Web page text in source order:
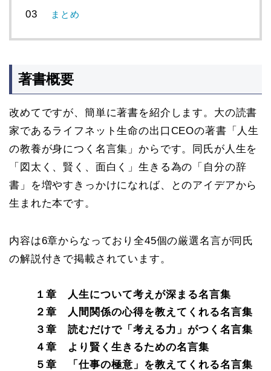
まとめ
著書概要
改めてですが、簡単に著書を紹介します。大の読書
家であるライフネット生命の出口CEOの著書「人生
の教養が身につく名言集」からです。同氏が人生を
「図太く、賢く、面白く」生きる為の「自分の辞
書」を増やすきっかけになれば、とのアイデアから
生まれた本です。
内容は6章からなっており全45個の厳選名言が同氏
の解説付きで掲載されています。
１章 人生について考えが深まる名言集
２章 人間関係の心得を教えてくれる名言集
３章 読むだけで「考える力」がつく名言集
４章 より賢く生きるための名言集
５章 「仕事の極意」を教えてくれる名言集